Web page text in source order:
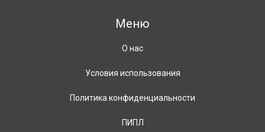
Меню
О нас
Условия использования
Политика конфиденциальности
ПИПЛ